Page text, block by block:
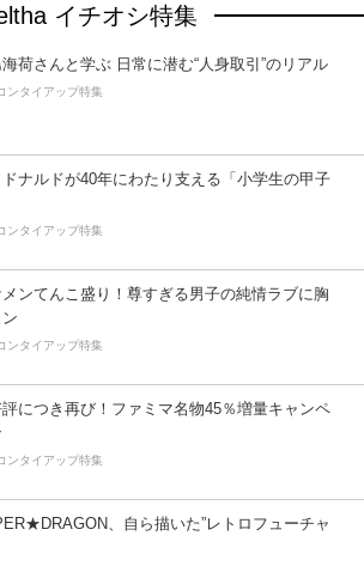
イチオシ特集
海荷さんと学ぶ 日常に潜む“人身取引”のリアル
ンタイアップ特集
ドナルドが40年にわたり支える「小学生の甲子
ンタイアップ特集
メンてんこ盛り！尊すぎる男子の純情ラブに胸
ンタイアップ特集
評につき再び！ファミマ名物45％増量キャンペ
ンタイアップ特集
、自ら描いた”レトロフューチャ